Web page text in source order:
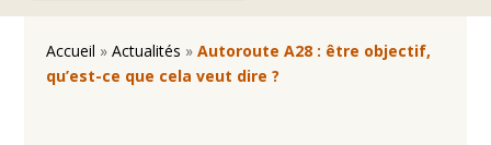
Accueil »Actualités »Autoroute A28 : être objectif,
qu’est-ce que cela veut dire ?